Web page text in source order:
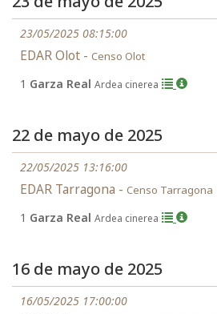
23/05/2025 08:15:00
EDAR Olot - Censo Olot
1 Garza Real Ardea cinerea
22 de mayo de 2025
22/05/2025 13:16:00
EDAR Tarragona - Censo Tarragona
1 Garza Real Ardea cinerea
16 de mayo de 2025
16/05/2025 17:00:00